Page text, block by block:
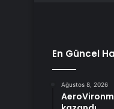
En Güncel
Ağustos 8, 2026